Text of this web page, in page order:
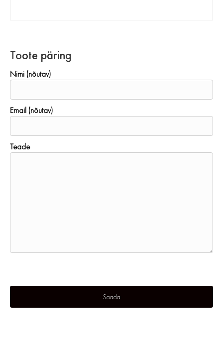
Toote päring
Nimi (nõutav)
Email (nõutav)
Teade